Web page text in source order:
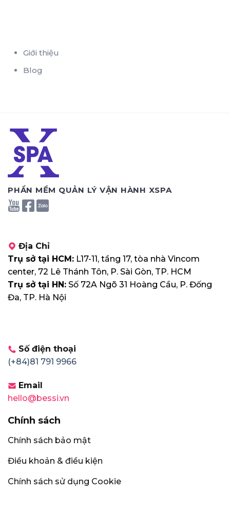
Giới thiệu
Blog
PHẦN MỀM QUẢN LÝ VẬN HÀNH XSPA
Địa Chỉ
Trụ sở tại HCM: L17-11, tầng 17, tòa nhà Vincom
center, 72 Lê Thánh Tôn, P. Sài Gòn, TP. HCM
Trụ sở tại HN: Số 72A Ngõ 31 Hoàng Cầu, P. Đống
Đa, TP. Hà Nội
Số điện thoại
(+84)81 791 9966
Email
hello@bessi.vn
Chính sách
Chính sách bảo mật
Điều khoản & điều kiện
Chính sách sử dụng Cookie